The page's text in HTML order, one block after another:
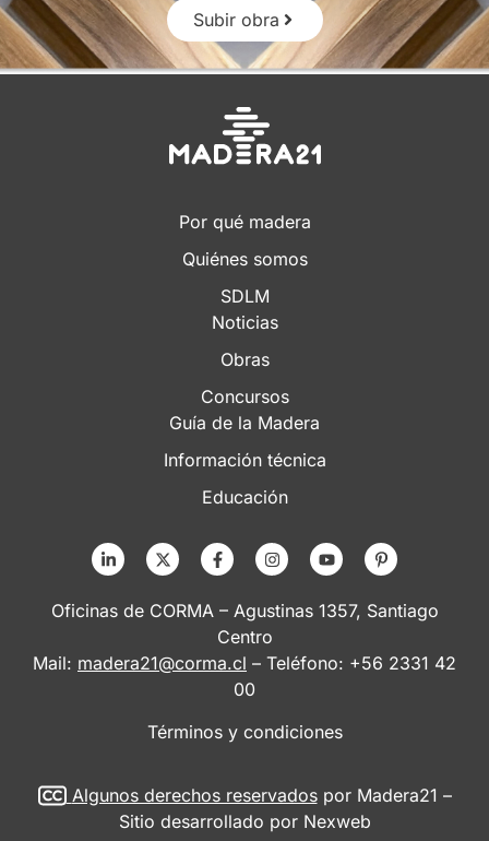
Subir obra
Por qué madera
Quiénes somos
SDLM
Noticias
Obras
Concursos
Guía de la Madera
Información técnica
Educación
Oficinas de CORMA – Agustinas 1357, Santiago
Centro
Mail: madera21@corma.cl – Teléfono: +56 2331 42
00
Términos y condiciones
Algunos derechos reservadospor Madera21 –
Sitio desarrollado por Nexweb